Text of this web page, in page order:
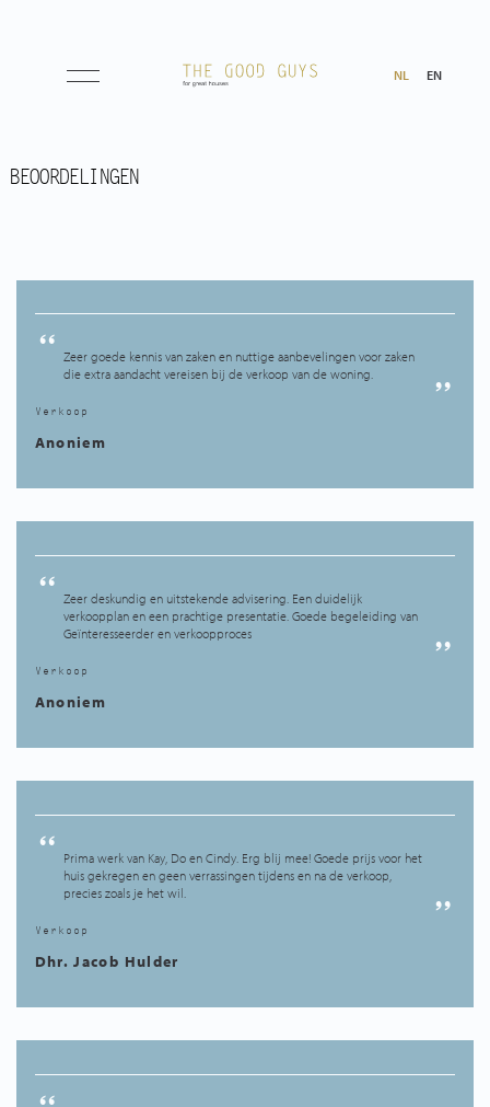
NL EN
Wie zijn wij
Reviews
BEOORDELINGEN
Zeer goede kennis van zaken en nuttige aanbevelingen voor zaken
die extra aandacht vereisen bij de verkoop van de woning.
Verkoop
Anoniem
Zeer deskundig en uitstekende advisering. Een duidelijk
verkoopplan en een prachtige presentatie. Goede begeleiding van
Geïnteresseerder en verkoopproces
Verkoop
Anoniem
Prima werk van Kay, Do en Cindy. Erg blij mee! Goede prijs voor het
huis gekregen en geen verrassingen tijdens en na de verkoop,
precies zoals je het wil.
Verkoop
Dhr. Jacob Hulder